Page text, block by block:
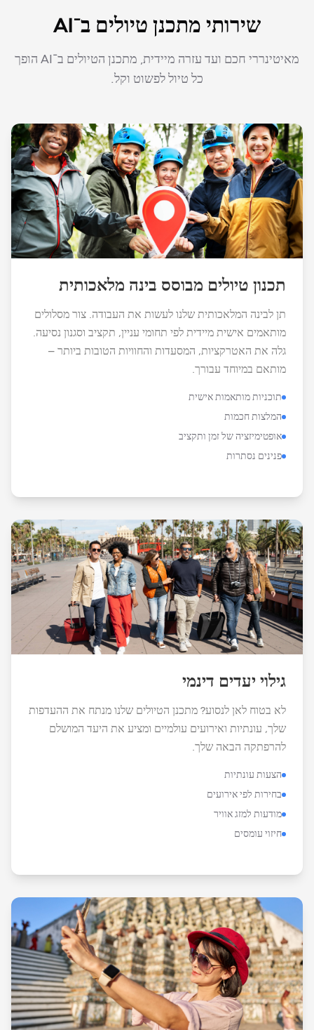
שירותי מתכנן טיולים ב־AI
מאיטינררי חכם ועד עזרה מיידית, מתכנן הטיולים ב־AI הופך
כל טיול לפשוט וקל.
תכנון טיולים מבוסס בינה מלאכותית
תן לבינה המלאכותית שלנו לעשות את העבודה. צור מסלולים
מותאמים אישית מיידית לפי תחומי עניין, תקציב וסגנון נסיעה.
גלה את האטרקציות, המסעדות והחוויות הטובות ביותר –
מותאם במיוחד עבורך.
תוכניות מותאמות אישית
המלצות חכמות
אופטימיזציה של זמן ותקציב
פנינים נסתרות
גילוי יעדים דינמי
לא בטוח לאן לנסוע? מתכנן הטיולים שלנו מנתח את ההעדפות
שלך, עונתיות ואירועים עולמיים ומציע את היעד המושלם
להרפתקה הבאה שלך.
הצעות עונתיות
בחירות לפי אירועים
מודעות למזג אוויר
חיזוי עומסים